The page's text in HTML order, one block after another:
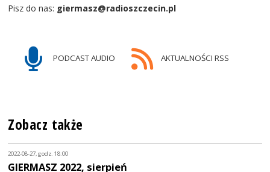
Pisz do nas: giermasz@radioszczecin.pl
PODCAST AUDIO AKTUALNOŚCI RSS
Zobacz także
2022-08-27, godz. 18:00
GIERMASZ 2022, sierpień